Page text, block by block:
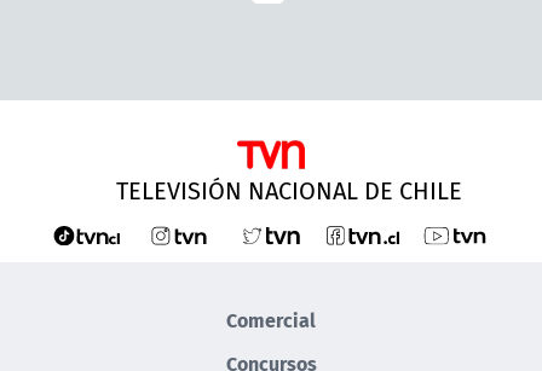
TELEVISIÓN NACIONAL DE CHILE
Comercial
Concursos